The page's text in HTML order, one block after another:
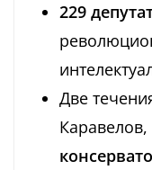
229
Две